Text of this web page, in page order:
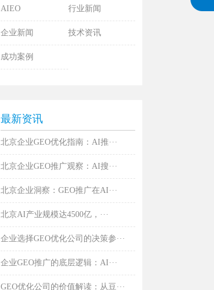
AIEO 行业新闻
企业新闻 技术资讯
成功案例
最新资讯
北京企业GEO优化指南：AI推···
北京企业GEO推广观察：AI搜···
北京企业洞察：GEO推广在AI···
北京AI产业规模达4500亿，···
企业选择GEO优化公司的决策参···
企业GEO推广的底层逻辑：AI···
GEO优化公司的价值解读：从豆···